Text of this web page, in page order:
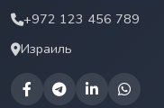
+972 123 456 789
Израиль